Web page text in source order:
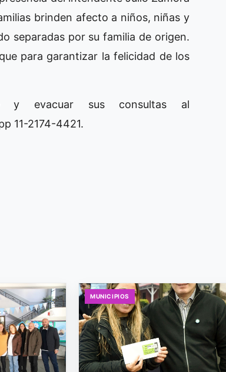
brinden afecto a niños, niñas y
separadas por su familia de origen.
para garantizar la felicidad de los
y evacuar sus consultas al
11-2174-4421.
MUNICIPIOS